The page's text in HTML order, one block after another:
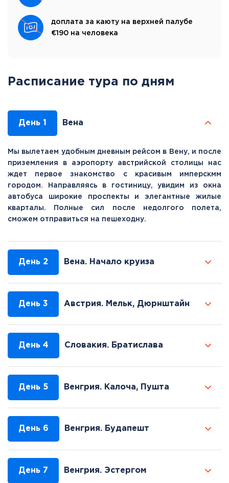
доплата за каюту на верхней палубе
€190 на человека
Расписание тура по дням
День 1 Вена
Мы вылетаем удобным дневным рейсом в Вену, и после
приземления в аэропорту австрийской столицы нас
ждет первое знакомство с красивым имперскмм
городом. Направляясь в гостиницу, увидим из окна
автобуса широкие проспекты и элегантные жилые
кварталы. Полные сил после недолгого полета,
сможем отправиться на пешеходну.
День 2 Вена. Начало круиза
День 3 Австрия. Мельк, Дюрнштайн
День 4 Словакия. Братислава
День 5 Венгрия. Калоча, Пушта
День 6 Венгрия. Будапешт
День 7 Венгрия. Эстергом